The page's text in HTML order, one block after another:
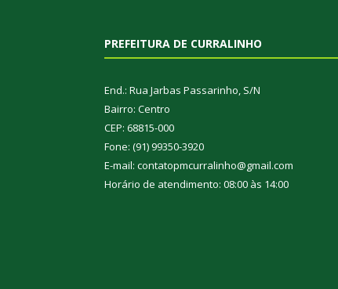
PREFEITURA DE CURRALINHO
End.: Rua Jarbas Passarinho, S/N
Bairro: Centro
CEP: 68815-000
Fone: (91) 99350-3920
E-mail: contatopmcurralinho@gmail.com
Horário de atendimento: 08:00 às 14:00